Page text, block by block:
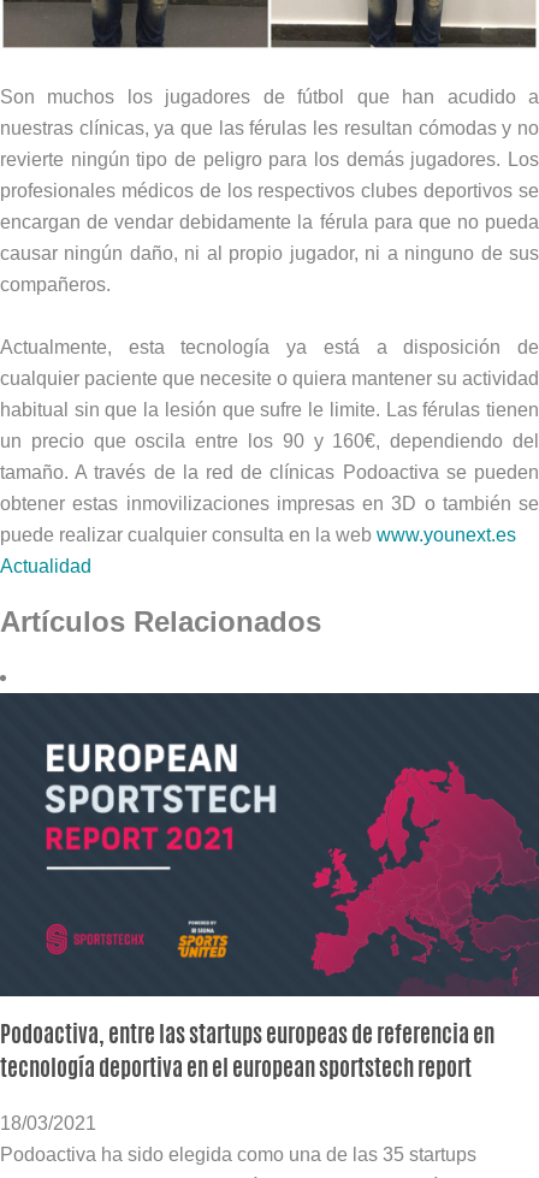
Son muchos los jugadores de fútbol que han acudido a
nuestras clínicas, ya que las férulas les resultan cómodas y no
revierte ningún tipo de peligro para los demás jugadores. Los
profesionales médicos de los respectivos clubes deportivos se
encargan de vendar debidamente la férula para que no pueda
causar ningún daño, ni al propio jugador, ni a ninguno de sus
compañeros.
Actualmente, esta tecnología ya está a disposición de
cualquier paciente que necesite o quiera mantener su actividad
habitual sin que la lesión que sufre le limite. Las férulas tienen
un precio que oscila entre los 90 y 160€, dependiendo del
tamaño. A través de la red de clínicas Podoactiva se pueden
obtener estas inmovilizaciones impresas en 3D o también se
puede realizar cualquier consulta en la web www.younext.es
Actualidad
Artículos Relacionados
Podoactiva, entre las startups europeas de referencia en
tecnología deportiva en el european sportstech report
18/03/2021
Podoactiva ha sido elegida como una de las 35 startups